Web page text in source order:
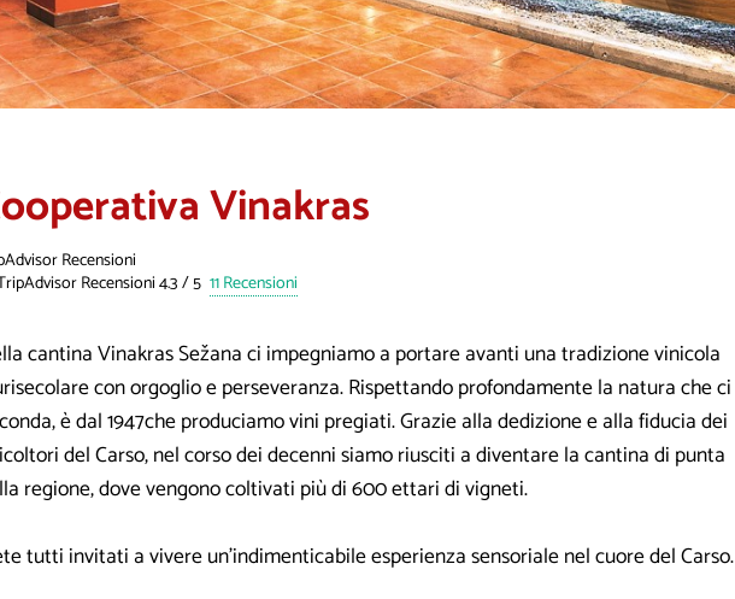
Vinakras
Recensioni
11 Recensioni
cantina Vinakras Sežana ci impegniamo a portare avanti una tradizione vinicola
con orgoglio e perseveranza. Rispettando profondamente la natura che ci
è dal 1947che produciamo vini pregiati. Grazie alla dedizione e alla fiducia dei
del Carso, nel corso dei decenni siamo riusciti a diventare la cantina di punta
regione, dove vengono coltivati più di 600 ettari di vigneti.
tutti invitati a vivere un'indimenticabile esperienza sensoriale nel cuore del Carso.